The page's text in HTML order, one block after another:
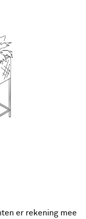
er rekening mee